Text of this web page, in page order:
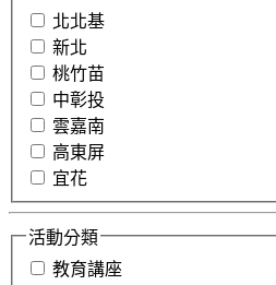
北北基
新北
桃竹苗
中彰投
雲嘉南
高東屏
宜花
活動分類
教育講座